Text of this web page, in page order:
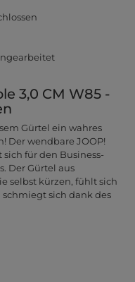
3,0 CM W85 -
Gürtel ein wahres
Der wendbare JOOP!
sich für den Business-
Der Gürtel aus
selbst kürzen, fühlt sich
sich dank des